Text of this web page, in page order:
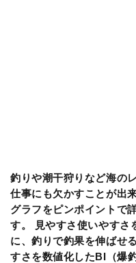
釣りや潮干狩りなど海の
仕事にも欠かすことが出
グラフをピンポイントで
す。 見やすさ使いやすさ
に、釣りで釣果を伸ばせ
すさを数値化したBI（爆